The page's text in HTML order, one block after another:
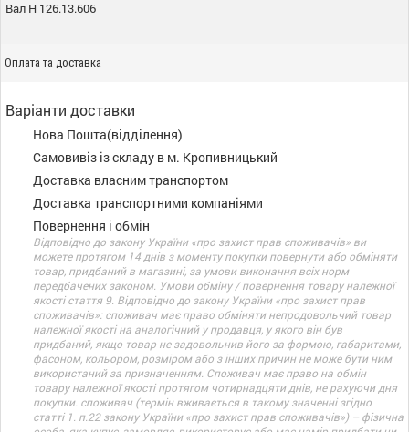
Вал Н 126.13.606
Оплата та доставка
Варіанти доставки
Нова Пошта(відділення)
Самовивіз із складу в м. Кропивницький
Доставка власним транспортом
Доставка транспортними компаніями
Повернення і обмін
Відповідно до закону України «про захист прав споживачів» ви
можете протягом 14 днів з моменту покупки повернути або обміняти
товар, придбаний в магазині, за умови виконання всіх норм
передбачених законом. Умови обміну / повернення товару належної
якості стаття 9. Відповідно до закону України «про захист прав
споживачів»: споживач має право обміняти непродовольчий товар
належної якості на аналогічний у продавця, у якого він був
придбаний, якщо товар не задовольнив його за формою, габаритами,
фасоном, кольором, розміром або з інших причин не може бути ним
використаний за призначенням. Споживач має право на обмін
товару належної якості протягом чотирнадцяти днів, не рахуючи дня
покупки. споживач (термін вживається в такому значенні згідно
статті 1. п.22 закону України «про захист прав споживачів») – фізична